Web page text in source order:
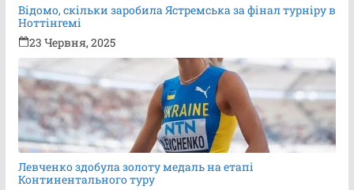
Відомо, скільки заробила Ястремська за фінал турніру в
Ноттінгемі
23 Червня, 2025
Левченко здобула золоту медаль на етапі
Континентального туру